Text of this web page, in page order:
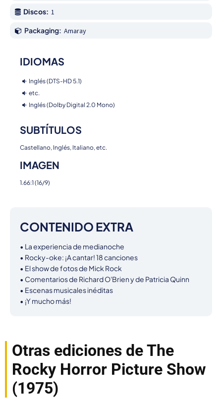
Discos: 1
Packaging: Amaray
IDIOMAS
Inglés (DTS-HD 5.1)
etc.
Inglés (Dolby Digital 2.0 Mono)
SUBTÍTULOS
Castellano, Inglés, Italiano, etc.
IMAGEN
1.66:1 (16/9)
CONTENIDO EXTRA
• La experiencia de medianoche
• Rocky-oke: ¡A cantar! 18 canciones
• El show de fotos de Mick Rock
• Comentarios de Richard O'Brien y de Patricia Quinn
• Escenas musicales inéditas
• ¡Y mucho más!
Otras ediciones de The
Rocky Horror Picture Show
(1975)